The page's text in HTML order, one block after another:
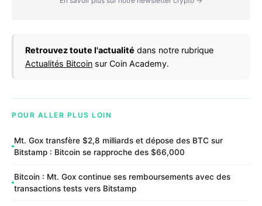
Retrouvez toute l'actualité dans notre rubrique
Actualités Bitcoin sur Coin Academy.
POUR ALLER PLUS LOIN
Mt. Gox transfère $2,8 milliards et dépose des BTC sur
Bitstamp : Bitcoin se rapproche des $66,000
Bitcoin : Mt. Gox continue ses remboursements avec des
transactions tests vers Bitstamp